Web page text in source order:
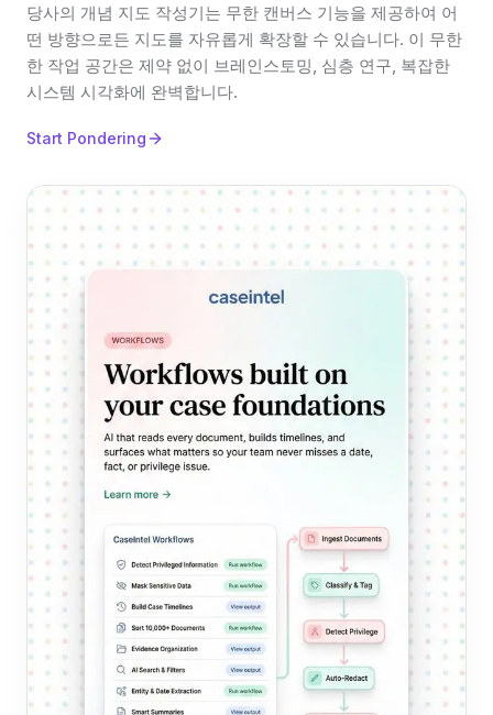
당사의 개념 지도 작성기는 무한 캔버스 기능을 제공하여 어
떤 방향으로든 지도를 자유롭게 확장할 수 있습니다. 이 무한
한 작업 공간은 제약 없이 브레인스토밍, 심층 연구, 복잡한
시스템 시각화에 완벽합니다.
Start Pondering